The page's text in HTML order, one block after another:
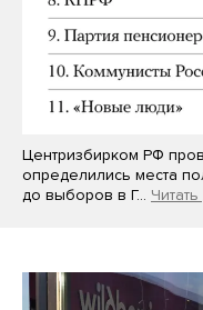
Центризбирком РФ
определились места
до выборов в Г…